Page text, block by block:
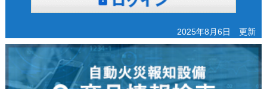
2025年8月6日 更新